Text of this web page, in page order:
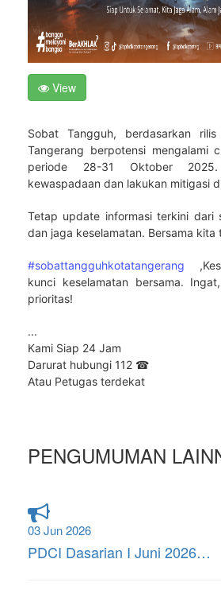
View
Sobat Tangguh, berdasarkan
Tangerang berpotensi mengalami
periode 28-31 Oktober
kewaspadaan dan lakukan mitigasi
Tetap update informasi terkini dari
dan jaga keselamatan. Bersama kita
#sobattangguhkotatangerang
kunci keselamatan bersama.
prioritas!
...
Kami Siap 24 Jam
Darurat hubungi 112 ☎
Atau Petugas terdekat
PENGUMUMAN
03 Jun 2026
PDCI Dasarian I Juni 2026…